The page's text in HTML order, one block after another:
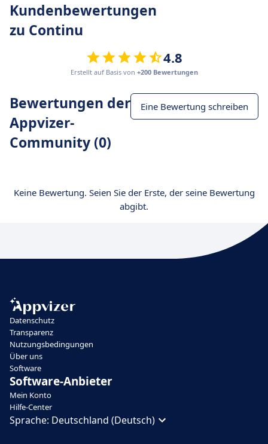
Kundenbewertungen
zu Continu
4.8
Erstellt auf Basis von +200 Bewertungen
Bewertungen der
Appvizer-
Community (0)
Eine Bewertung schreiben
Keine Bewertung. Seien Sie der Erste, der seine Bewertung
abgibt.
Datenschutz
Transparenz
Nutzungsbedingungen
Über uns
Software
Software-Anbieter
Mein Konto
Hilfe-Center
Sprache: Deutschland (Deutsch)